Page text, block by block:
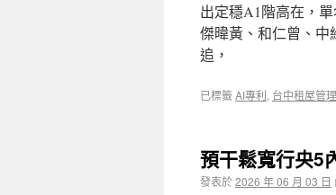
出定穩A1階高在，
傑暐黃、和仁曾、中
追，
已標籤AI專利, 台中租屋管理
預干鬆寬行央5
發表於2026 年 06 月 03 日